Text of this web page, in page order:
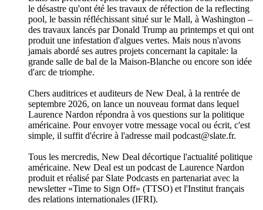
Cinépolis est un podcast de Florence Colombani et Jean-
Marie Colombani, produit par Slate Podcasts.
Production éditoriale: Hélène Decommer et Florence
Colombani
Prise de son, montage et réalisation: Aurélie Rodrigues
Musique: «Saved from Scandal», Marc Aaron Jacobs
Hébergé par Audion. Visitez
https://www.audion.fm/fr/privacy-policy pour plus
d’informations.